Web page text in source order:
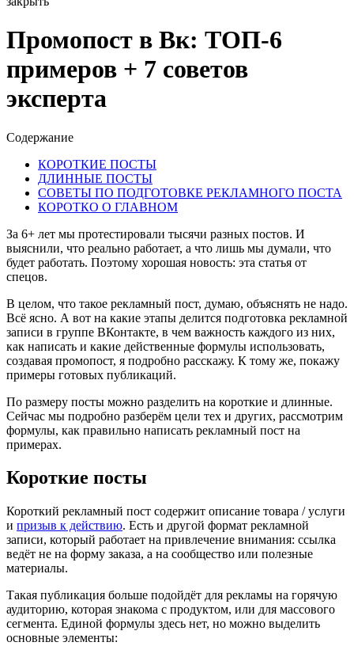
Промопост в Вк: ТОП-6
примеров + 7 советов
эксперта
Содержание
КОРОТКИЕ ПОСТЫ
ДЛИННЫЕ ПОСТЫ
СОВЕТЫ ПО ПОДГОТОВКЕ РЕКЛАМНОГО ПОСТА
КОРОТКО О ГЛАВНОМ
За 6+ лет мы протестировали тысячи разных постов. И
выяснили, что реально работает, а что лишь мы думали, что
будет работать. Поэтому хорошая новость: эта статья от
спецов.
В целом, что такое рекламный пост, думаю, объяснять не надо.
Всё ясно. А вот на какие этапы делится подготовка рекламной
записи в группе ВКонтакте, в чем важность каждого из них,
как написать и какие действенные формулы использовать,
создавая промопост, я подробно расскажу. К тому же, покажу
примеры готовых публикаций.
По размеру посты можно разделить на короткие и длинные.
Сейчас мы подробно разберём цели тех и других, рассмотрим
формулы, как правильно написать рекламный пост на
примерах.
Короткие посты
Короткий рекламный пост содержит описание товара / услуги
и призыв к действию. Есть и другой формат рекламной
записи, который работает на привлечение внимания: ссылка
ведёт не на форму заказа, а на сообщество или полезные
материалы.
Такая публикация больше подойдёт для рекламы на горячую
аудиторию, которая знакома с продуктом, или для массового
сегмента. Единой формулы здесь нет, но можно выделить
основные элементы: